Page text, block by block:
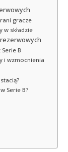
gracze
w składzie
rezerwowych
B
i wzmocnienia
Serie B?